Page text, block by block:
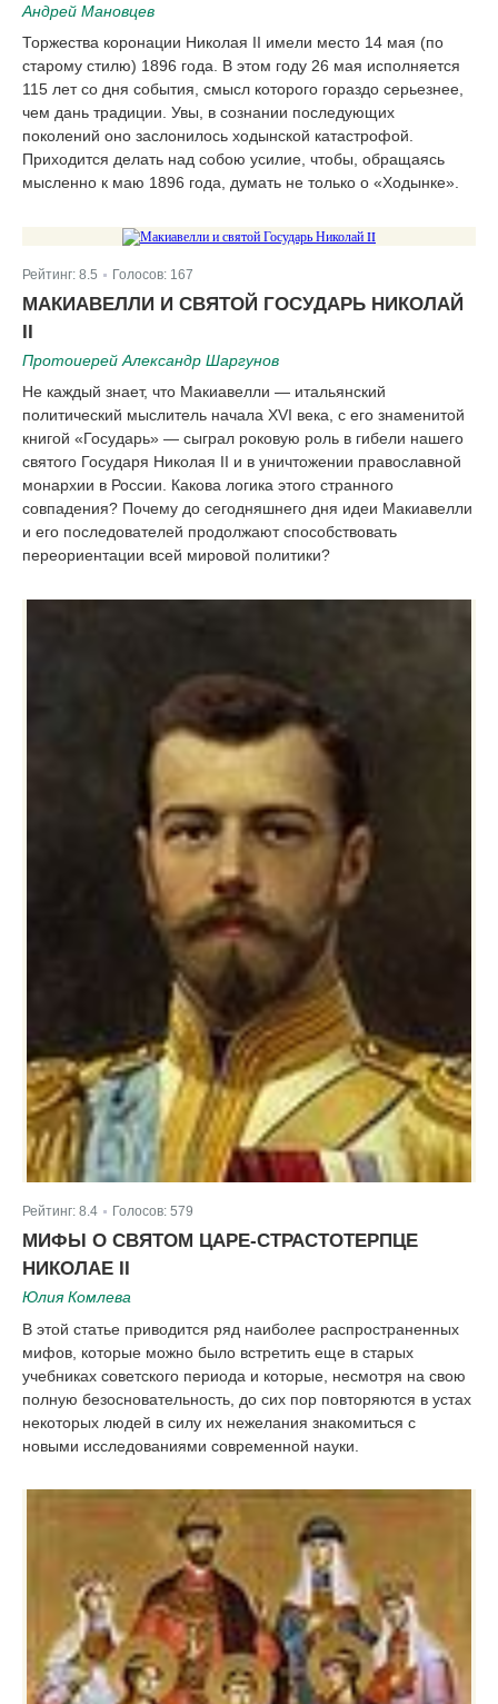
Андрей Мановцев
Торжества коронации Николая II имели место 14 мая (по
старому стилю) 1896 года. В этом году 26 мая исполняется
115 лет со дня события, смысл которого гораздо серьезнее,
чем дань традиции. Увы, в сознании последующих
поколений оно заслонилось ходынской катастрофой.
Приходится делать над собою усилие, чтобы, обращаясь
мысленно к маю 1896 года, думать не только о «Ходынке».
Рейтинг: 8.5 Голосов: 167
МАКИАВЕЛЛИ И СВЯТОЙ ГОСУДАРЬ НИКОЛАЙ
II
Протоиерей Александр Шаргунов
Не каждый знает, что Макиавелли — итальянский
политический мыслитель начала XVI века, с его знаменитой
книгой «Государь» — сыграл роковую роль в гибели нашего
святого Государя Николая II и в уничтожении православной
монархии в России. Какова логика этого странного
совпадения? Почему до сегодняшнего дня идеи Макиавелли
и его последователей продолжают способствовать
переориентации всей мировой политики?
Рейтинг: 8.4 Голосов: 579
МИФЫ О СВЯТОМ ЦАРЕ-СТРАСТОТЕРПЦЕ
НИКОЛАЕ II
Юлия Комлева
В этой статье приводится ряд наиболее распространенных
мифов, которые можно было встретить еще в старых
учебниках советского периода и которые, несмотря на свою
полную безосновательность, до сих пор повторяются в устах
некоторых людей в силу их нежелания знакомиться с
новыми исследованиями современной науки.